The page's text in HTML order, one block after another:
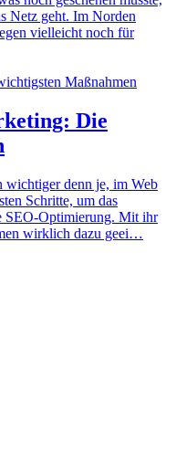
Netz geht. Im Norden
vielleicht noch für
Die
wichtiger denn je, im Web
Schritte, um das
SEO-Optimierung. Mit ihr
wirklich dazu geei…